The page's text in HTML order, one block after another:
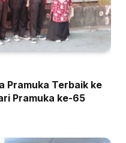
Pramuka Terbaik ke
Pramuka ke-65